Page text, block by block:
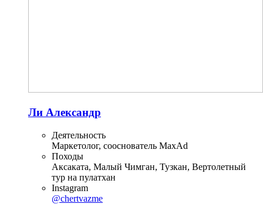
Ли Александр
Деятельность
Маркетолог, сооснователь MaxAd
Походы
Аксаката, Малый Чимган, Тузкан, Вертолетный
тур на пулатхан
Instagram
@chertvazme